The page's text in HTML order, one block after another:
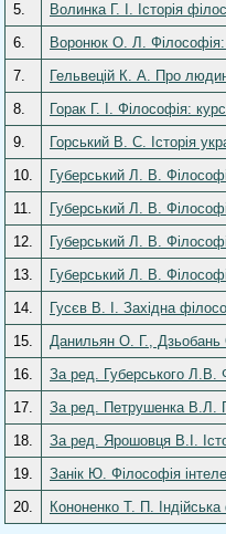
5.
Волинка Г. І. Історія
6.
Воронюк О. Л.
7.
Гельвецій К. А. Про
8.
Горак Г. І. Філософія:
9.
Горський В. С. Історія
10.
Губерський Л. В.
11.
Губерський Л. В.
12.
Губерський Л. В.
13.
Губерський Л. В.
14.
Гусєв В. І. Західна
15.
Данильян О. Г.,
16.
За ред. Губерського Л.В.
17.
За ред. Петрушенка В.Л.
18.
За ред. Ярошовця В.І.
19.
Занік Ю. Філософія
20.
Кононенко Т. П.